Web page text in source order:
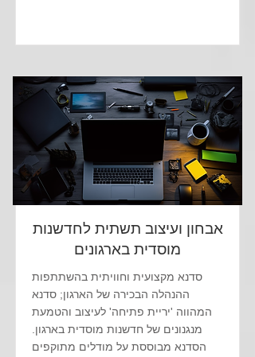
אבחון ועיצוב תשתית לחדשנות
מוסדית בארגונים
סדנא מקצועית וחוויתית בהשתתפות
ההנהלה הבכירה של הארגון; סדנא
המהווה 'יריית פתיחה' לעיצוב והטמעת
מנגנונים של חדשנות מוסדית בארגון.
הסדנא מבוססת על מודלים מתוקפים